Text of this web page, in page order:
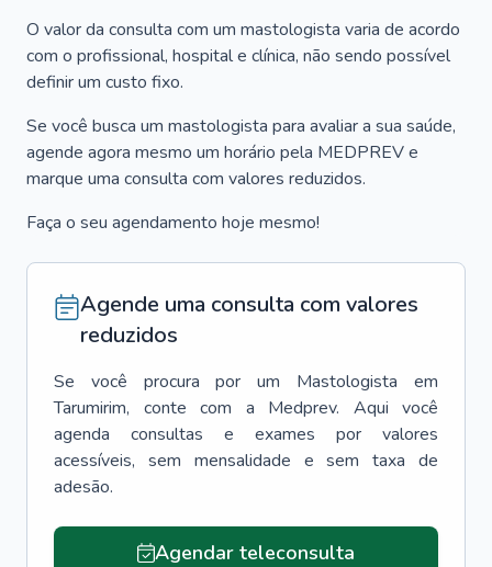
O valor da consulta com um mastologista varia de acordo
com o profissional, hospital e clínica, não sendo possível
definir um custo fixo.
Se você busca um mastologista para avaliar a sua saúde,
agende agora mesmo um horário pela MEDPREV e
marque uma consulta com valores reduzidos.
Faça o seu agendamento hoje mesmo!
Agende uma consulta com valores
reduzidos
Se você procura por um Mastologista
em
Tarumirim, conte com a Medprev. Aqui você
agenda consultas e exames por valores
acessíveis, sem mensalidade e sem taxa de
adesão.
Agendar teleconsulta